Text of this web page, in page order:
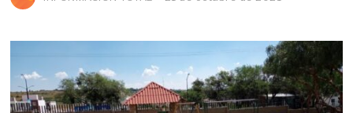
e
o
c
t
u
b